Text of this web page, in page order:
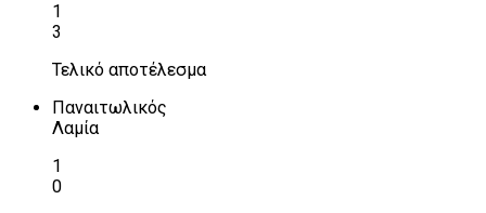
1
3
Τελικό αποτέλεσμα
Παναιτωλικός
Λαμία
1
0